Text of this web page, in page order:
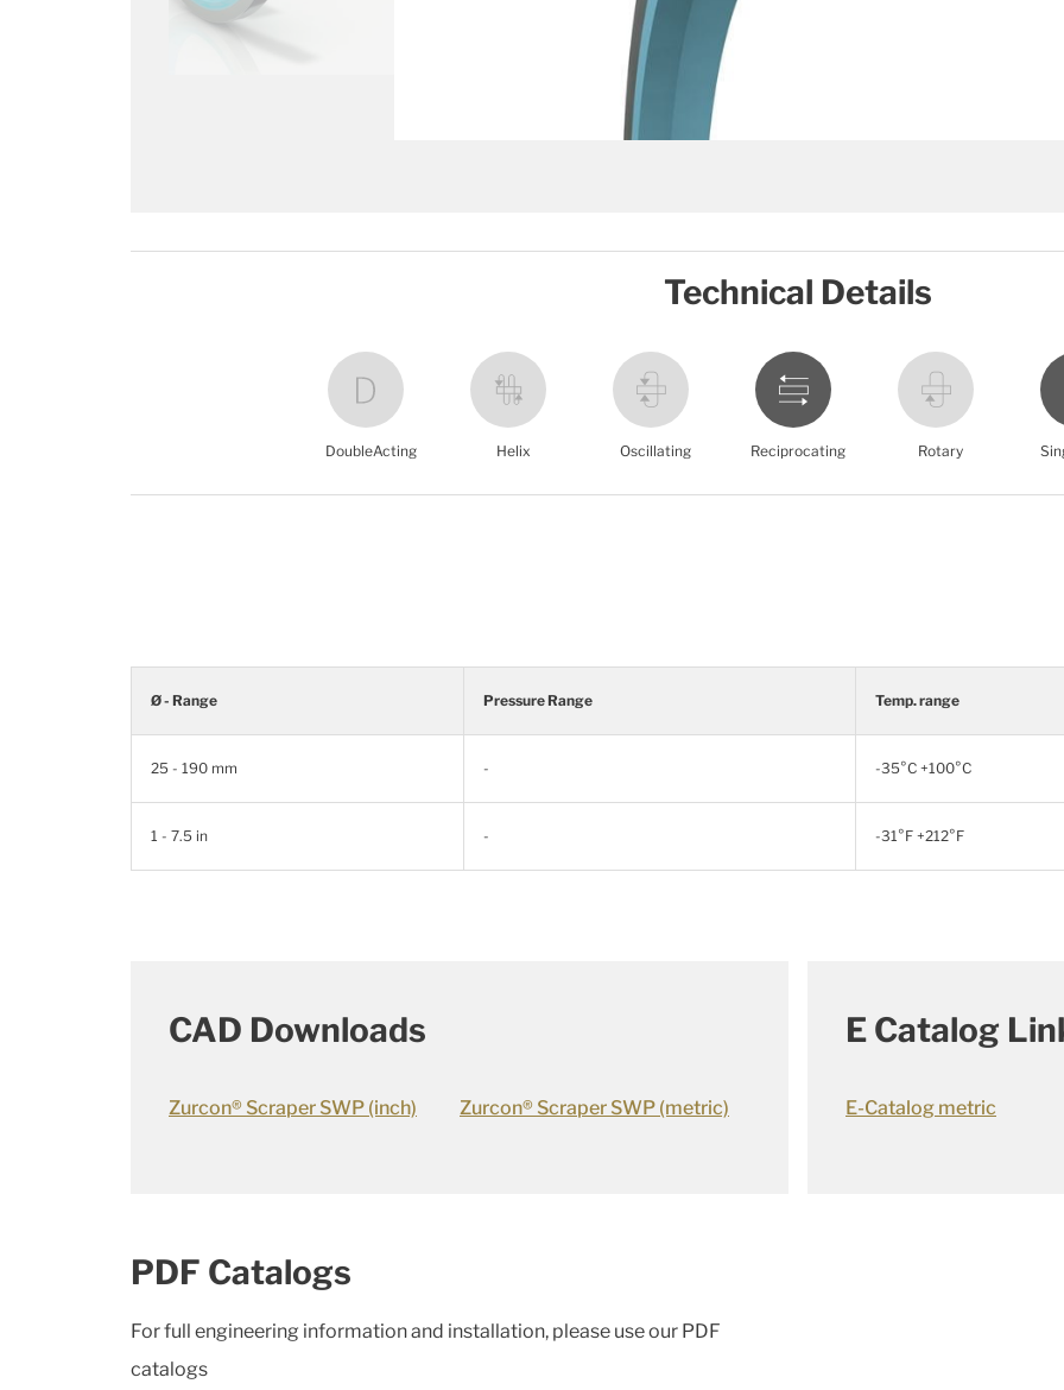
Technical Details
DoubleActing Helix Oscillating Reciprocating Rotary
Ø - Range Pressure Range Temp. range
25 - 190 mm - -35°C +100°C
1 - 7.5 in - -31°F +212°F
CAD Downloads
Zurcon® Scraper SWP (inch) Zurcon® Scraper SWP (metric)
E Catalog
E-Catalog metric
PDF Catalogs
For full engineering information and installation, please use our PDF
catalogs